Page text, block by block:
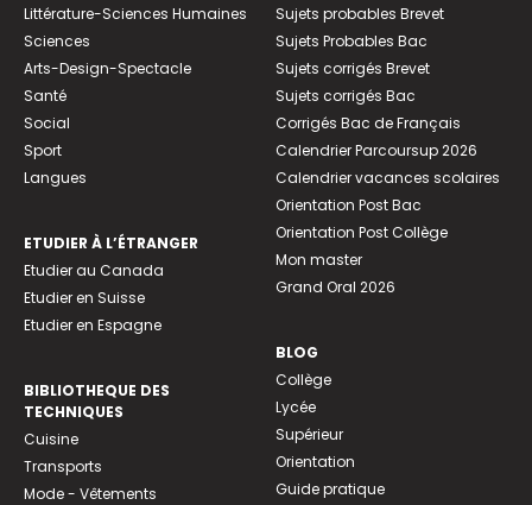
Littérature-Sciences Humaines
Sciences
Arts-Design-Spectacle
Santé
Social
Sport
Langues
ETUDIER À L’ÉTRANGER
Etudier au Canada
Etudier en Suisse
Etudier en Espagne
BIBLIOTHEQUE DES
TECHNIQUES
Cuisine
Transports
Mode - Vêtements
Sujets probables Brevet
Sujets Probables Bac
Sujets corrigés Brevet
Sujets corrigés Bac
Corrigés Bac de Français
Calendrier Parcoursup 2026
Calendrier vacances scolaires
Orientation Post Bac
Orientation Post Collège
Mon master
Grand Oral 2026
BLOG
Collège
Lycée
Supérieur
Orientation
Guide pratique